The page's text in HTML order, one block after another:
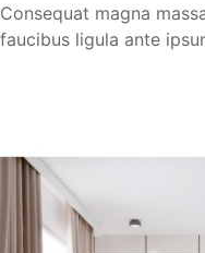
Consequat magna
faucibus ligula ante